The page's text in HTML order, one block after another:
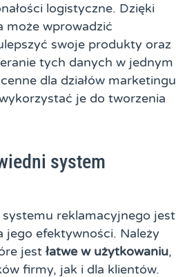
logistyczne. Dzięki
wprowadzić
swoje produkty oraz
tych danych w jednym
dla działów marketingu
je do tworzenia
system
reklamacyjnego jest
jego efektywności. Należy
jest łatwe w użytkowaniu,
firmy, jak i dla klientów.